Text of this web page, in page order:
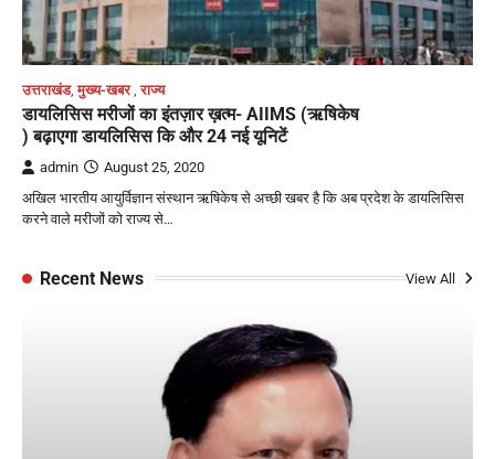
उत्तराखंड,मुख्य-खबर ,राज्य
डायलिसिस मरीजों का इंतज़ार ख़त्म- AIIMS (ऋषिकेष
) बढ़ाएगा डायलिसिस कि और 24 नई यूनिटें
admin
August 25, 2020
अखिल भारतीय आयुर्विज्ञान संस्थान ऋषिकेष से अच्छी खबर है कि अब प्रदेश के डायलिसिस
करने वाले मरीजों को राज्य से…
Recent News View All